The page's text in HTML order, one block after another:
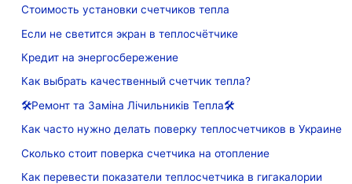
Стоимость установки счетчиков тепла
Если не светится экран в теплосчётчике
Кредит на энергосбережение
Как выбрать качественный счетчик тепла?
🛠Ремонт та Заміна Лічильників Тепла🛠
Как часто нужно делать поверку теплосчетчиков в Украине
Сколько стоит поверка счетчика на отопление
Как перевести показатели теплосчетчика в гигакалории